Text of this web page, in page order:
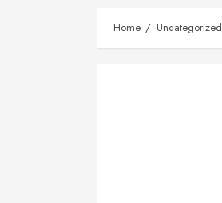
Home Uncategorized